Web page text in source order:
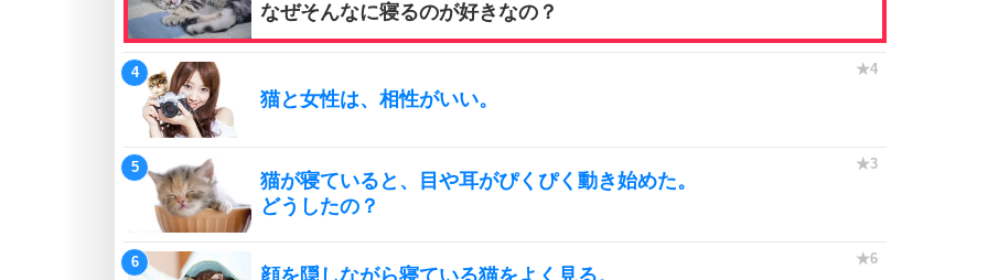
なぜそんなに寝るのが好きなの？
猫と女性は、相性がいい。
猫が寝ていると、目や耳がぴくぴく動き始めた。
どうしたの？